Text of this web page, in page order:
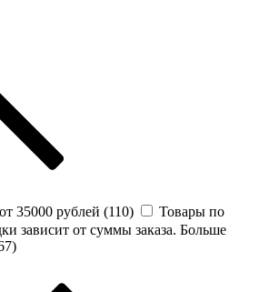
35000 рублей (110)
Товары по
зависит от суммы заказа. Больше
)